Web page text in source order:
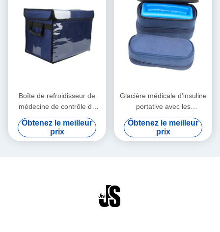
Boîte de refroidisseur de
médecine de contrôle de
température pour le
transport médical de sang
de vaccins
Obtenez le meilleur
prix
Glacière médicale d'insuline
portative avec les
températures
personnalisables faciles à
nettoyer
Obtenez le meilleur
prix